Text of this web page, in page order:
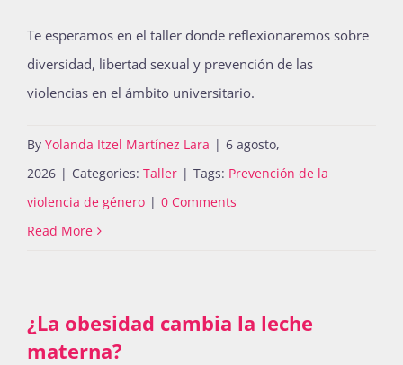
Recursos
Publicaciones
Te esperamos en el taller donde reflexionaremos sobre
diversidad, libertad sexual y prevención de las
violencias en el ámbito universitario.
By Yolanda Itzel Martínez Lara | 6 agosto,
2026 | Categories: Taller | Tags: Prevención de la
violencia de género | 0 Comments
Read More
¿La obesidad cambia la leche
materna?